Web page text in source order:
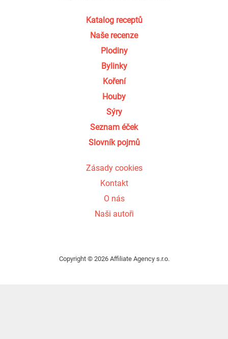
Katalog receptů
Naše recenze
Plodiny
Bylinky
Koření
Houby
Sýry
Seznam éček
Slovník pojmů
Zásady cookies
Kontakt
O nás
Naši autoři
Copyright © 2026 Affiliate Agency s.r.o.